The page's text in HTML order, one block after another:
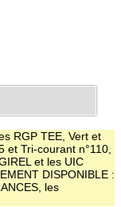
RGP TEE, Vert et
et Tri-courant n°110,
et les UIC
DISPONIBLE :
les